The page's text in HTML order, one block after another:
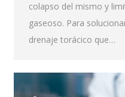
colapso del mismo y
gaseoso. Para
drenaje torácico que…